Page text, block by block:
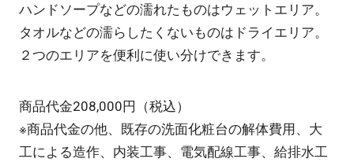
ハンドソープなどの濡れたものはウェットエリア。
タオルなどの濡らしたくないものはドライエリア。
２つのエリアを便利に使い分けできます。
商品代金208,000円（税込）
※商品代金の他、既存の洗面化粧台の解体費用、大
工による造作、内装工事、電気配線工事、給排水工